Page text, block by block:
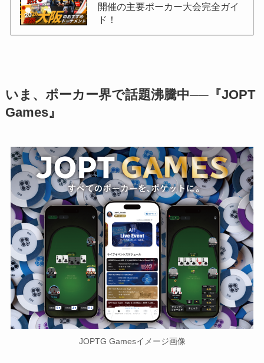
開催の主要ポーカー大会完全ガイ
ド！
いま、ポーカー界で話題沸騰中──『JOPT
Games』
JOPTG Gamesイメージ画像